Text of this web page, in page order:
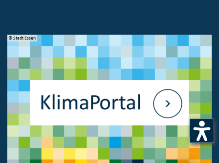
© Stadt Essen